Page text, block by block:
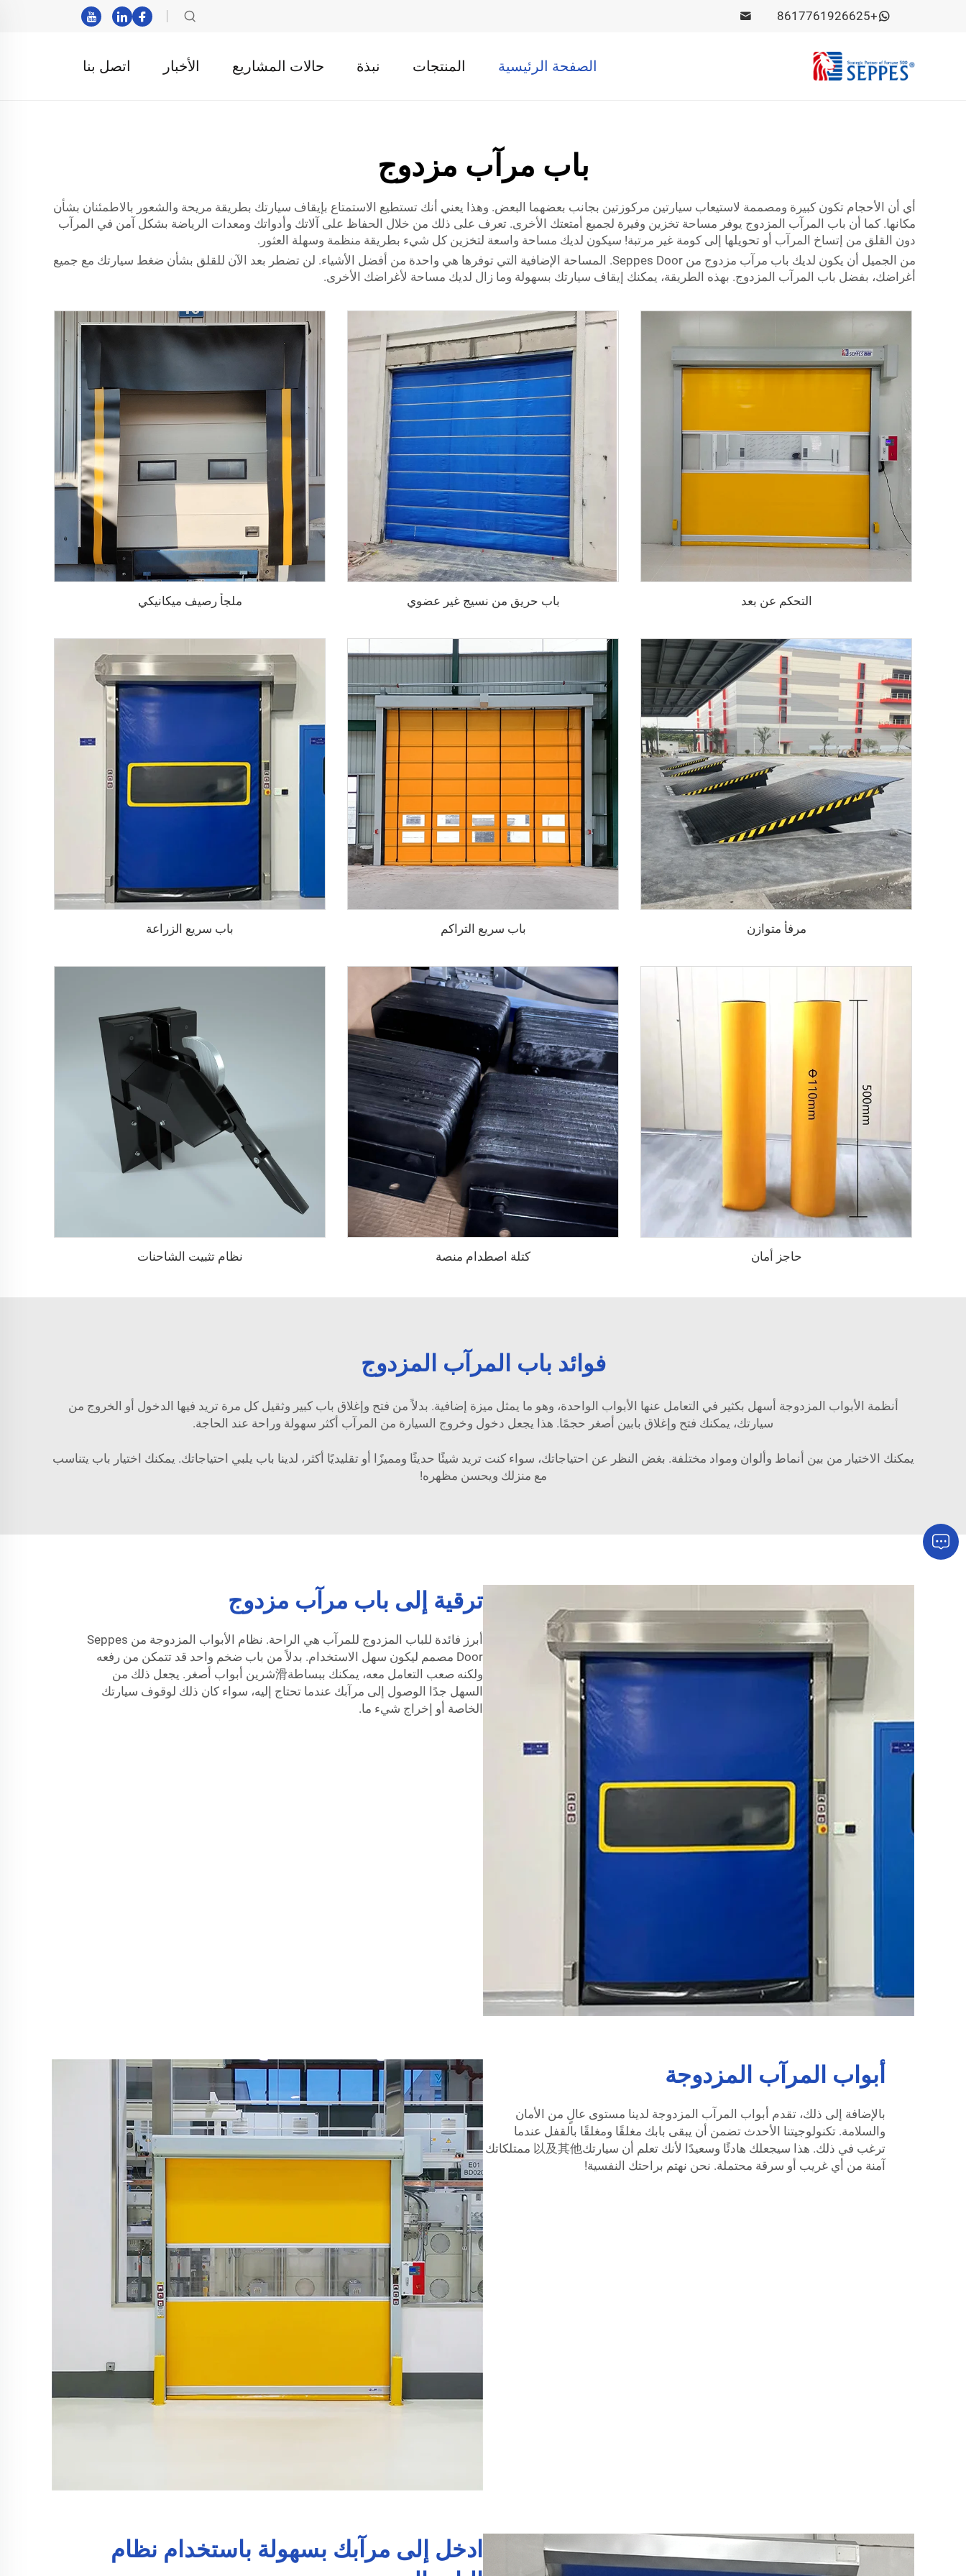
+8617761926625
الصفحة الرئيسية المنتجات نبذة حالات المشاريع الأخبار اتصل بنا
باب مرآب مزدوج
أي أن الأحجام تكون كبيرة ومصممة لاستيعاب سيارتين مركوزتين بجانب بعضهما البعض. وهذا يعني أنك تستطيع الاستمتاع بإيقاف سيارتك بطريقة مريحة والشعور بالاطمئنان بشأن
مكانها. كما أن باب المرآب المزدوج يوفر مساحة تخزين وفيرة لجميع أمتعتك الأخرى. تعرف على ذلك من خلال الحفاظ على آلاتك وأدواتك ومعدات الرياضة بشكل آمن في المرآب
دون القلق من إتساخ المرآب أو تحويلها إلى كومة غير مرتبة! سيكون لديك مساحة واسعة لتخزين كل شيء بطريقة منظمة وسهلة العثور.
من الجميل أن يكون لديك باب مرآب مزدوج من Seppes Door. المساحة الإضافية التي توفرها هي واحدة من أفضل الأشياء. لن تضطر بعد الآن للقلق بشأن ضغط سيارتك مع جميع
أغراضك، بفضل باب المرآب المزدوج. بهذه الطريقة، يمكنك إيقاف سيارتك بسهولة وما زال لديك مساحة لأغراضك الأخرى.
التحكم عن بعد باب حريق من نسيج غير عضوي ملجأ رصيف ميكانيكي
مرفأ متوازن باب سريع التراكم باب سريع الزراعة
حاجز أمان كتلة اصطدام منصة نظام تثبيت الشاحنات
فوائد باب المرآب المزدوج
أنظمة الأبواب المزدوجة أسهل بكثير في التعامل عنها الأبواب الواحدة، وهو ما يمثل ميزة إضافية. بدلاً من فتح وإغلاق باب كبير وثقيل كل مرة تريد فيها الدخول أو الخروج من
سيارتك، يمكنك فتح وإغلاق بابين أصغر حجمًا. هذا يجعل دخول وخروج السيارة من المرآب أكثر سهولة وراحة عند الحاجة.
يمكنك الاختيار من بين أنماط وألوان ومواد مختلفة. بغض النظر عن احتياجاتك، سواء كنت تريد شيئًا حديثًا ومميزًا أو تقليديًا أكثر، لدينا باب يلبي احتياجاتك. يمكنك اختيار باب يتناسب
مع منزلك ويحسن مظهره!
ترقية إلى باب مرآب مزدوج
أبرز فائدة للباب المزدوج للمرآب هي الراحة. نظام الأبواب المزدوجة من Seppes
Door مصمم ليكون سهل الاستخدام. بدلاً من باب ضخم واحد قد تتمكن من رفعه
ولكنه صعب التعامل معه، يمكنك ببساطة滑شرين أبواب أصغر. يجعل ذلك من
السهل جدًا الوصول إلى مرآبك عندما تحتاج إليه، سواء كان ذلك لوقوف سيارتك
الخاصة أو إخراج شيء ما.
أبواب المرآب المزدوجة
بالإضافة إلى ذلك، تقدم أبواب المرآب المزدوجة لدينا مستوى عالٍ من الأمان
والسلامة. تكنولوجيتنا الأحدث تضمن أن يبقى بابك مغلقًا ومغلقًا بالقفل عندما
ترغب في ذلك. هذا سيجعلك هادئًا وسعيدًا لأنك تعلم أن سيارتك以及其他 ممتلكاتك
آمنة من أي غريب أو سرقة محتملة. نحن نهتم براحتك النفسية!
ادخل إلى مرآبك بسهولة باستخدام نظام